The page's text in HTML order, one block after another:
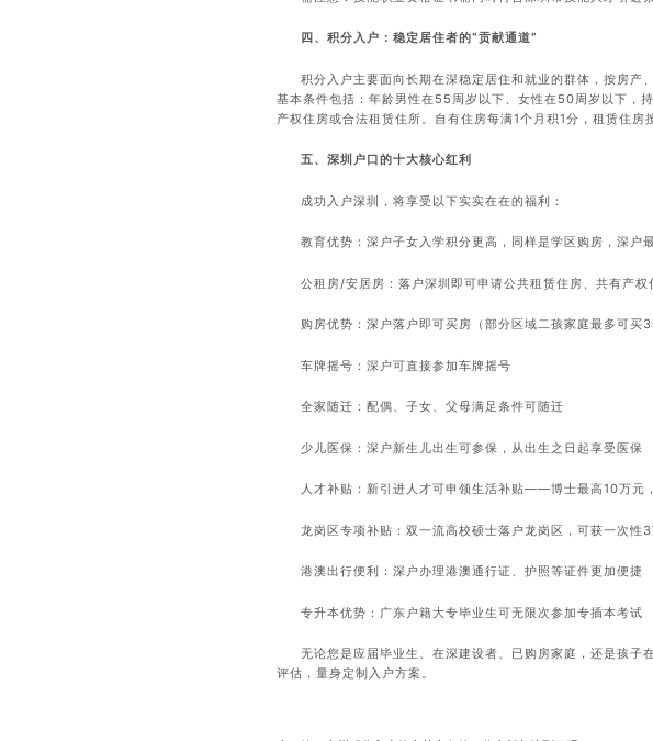
四、积分入户：稳定居住者的“贡献通道”
积分入户主要面向长期在深稳定居住和就业的群体，按房产
基本条件包括：年龄男性在55周岁以下、女性在50周岁以下，
产权住房或合法租赁住所。自有住房每满1个月积1分，租赁住房
五、深圳户口的十大核心红利
成功入户深圳，将享受以下实实在在的福利：
教育优势：深户子女入学积分更高，同样是学区购房，深户
公租房/安居房：落户深圳即可申请公共租赁住房、共有产权
购房优势：深户落户即可买房（部分区域二孩家庭最多可买
车牌摇号：深户可直接参加车牌摇号
全家随迁：配偶、子女、父母满足条件可随迁
少儿医保：深户新生儿出生可参保，从出生之日起享受医保
人才补贴：新引进人才可申领生活补贴——博士最高10万元
龙岗区专项补贴：双一流高校硕士落户龙岗区，可获一次性
港澳出行便利：深户办理港澳通行证、护照等证件更加便捷
专升本优势：广东户籍大专毕业生可无限次参加专插本考试
无论您是应届毕业生、在深建设者、已购房家庭，还是孩子
评估，量身定制入户方案。